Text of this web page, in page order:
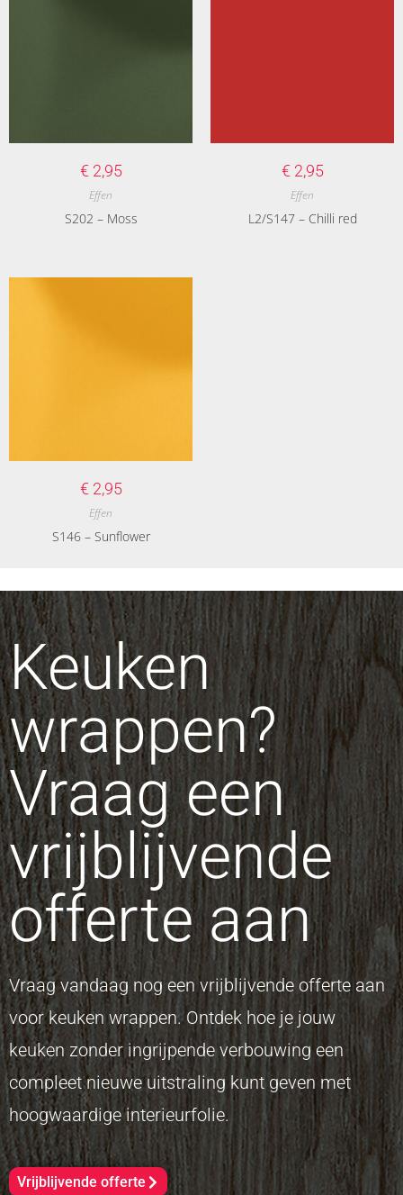
€ 2,95
Effen
S202 – Moss
€ 2,95
Effen
L2/S147 – Chilli red
€ 2,95
Effen
S146 – Sunflower
Keuken
wrappen?
Vraag een
vrijblijvende
offerte aan
Vraag vandaag nog een vrijblijvende offerte aan
voor keuken wrappen. Ontdek hoe je jouw
keuken zonder ingrijpende verbouwing een
compleet nieuwe uitstraling kunt geven met
hoogwaardige interieurfolie.
Vrijblijvende offerte